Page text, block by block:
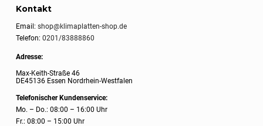
Kontakt
Email:shop@klimaplatten-shop.de
Telefon:0201/83888860
Adresse:
Max-Keith-Straße 46
DE45136 Essen Nordrhein-Westfalen
Telefonischer Kundenservice:
Mo. – Do.: 08:00 – 16:00 Uhr
Fr.: 08:00 – 15:00 Uhr